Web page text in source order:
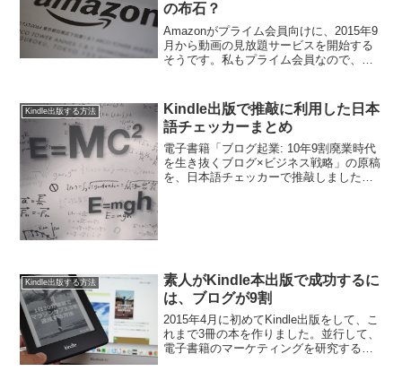
の布石？
Amazonがプライム会員向けに、2015年9
月から動画の見放題サービスを開始する
そうです。私もプライム会員なので、と
の一方で、大きな不安があります。
Kindle出版と...
Kindle出版する方法
Kindle出版で推敲に利用した日本
語チェッカーまとめ
電子書籍「ブログ起業: 10年9割廃業時代
を生き抜くブログ×ビジネス戦略」の原稿
を、日本語チェッカーで推敲しました。
Kindle出版する方法
素人がKindle本出版で成功するに
は、ブログが9割
2015年4月に初めてKindle出版をして、こ
れまで3冊の本を作りました。並行して、
電子書籍のマーケティングを研究するた